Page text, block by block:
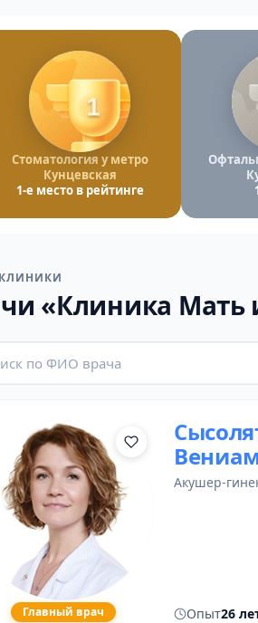
1
Стоматология у метро
Кунцевская
1-е место в рейтинге
«Клиника Мать
Главный врач
акушер-
Опыт26